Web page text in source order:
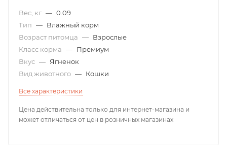
Вес, кг — 0.09
Тип — Влажный корм
Возраст питомца — Взрослые
Класс корма — Премиум
Вкус — Ягненок
Вид животного — Кошки
Все характеристики
Цена действительна только для интернет-магазина и
может отличаться от цен в розничных магазинах